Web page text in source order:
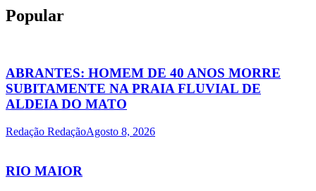
Popular
ABRANTES: HOMEM DE 40 ANOS MORRE
SUBITAMENTE NA PRAIA FLUVIAL DE
ALDEIA DO MATO
Redação RedaçãoAgosto 8, 2026
RIO MAIOR